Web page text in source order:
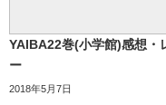
YAIBA22巻(小学館)感想・
ー
2018年5月7日